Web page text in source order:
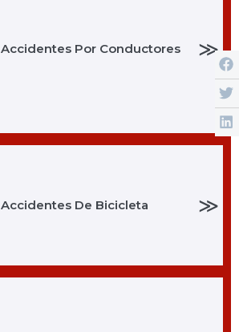
Accidentes Por Conductores ≫
Accidentes De Bicicleta ≫